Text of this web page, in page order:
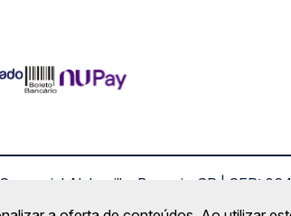
Alphaville, Barueri - SP | CEP:
Copyright 2026 ©